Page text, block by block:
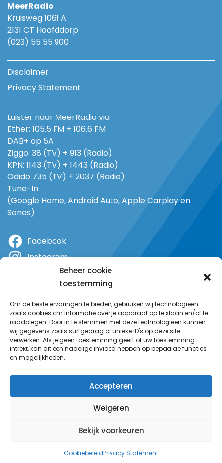
Beheer cookie
toestemming
Om de beste ervaringen te bieden, gebruiken wij technologieën
zoals cookies om informatie over je apparaat op te slaan en/of te
raadplegen. Door in te stemmen met deze technologieën kunnen
wij gegevens zoals surfgedrag of unieke ID's op deze site
verwerken. Als je geen toestemming geeft of uw toestemming
intrekt, kan dit een nadelige invloed hebben op bepaalde functies
en mogelijkheden.
Accepteren
Weigeren
Bekijk voorkeuren
CookiebeleidPrivacy Statement
MeerRadio
Kruisweg 1061 A
2131 CT Hoofddorp
(023) 55 55 900
Disclaimer
Privacy Statement
Luister naar MeerRadio via
Ether: 105.5 FM + 106.6 FM
DAB+ op 5A
Ziggo: 38 (TV) + 913 (Radio)
KPN: 1143 (TV) + 1443 (Radio)
Odido 735 (TV) + 2037 (Radio)
Tune-In
(Google Home, Android Auto, Apple Carplay en
Sonos)
Facebook
Instagram
YouTube
© MeerRadio 2025